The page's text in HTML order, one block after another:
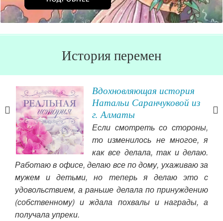
История перемен
Вдохновляющая история
Натальи Саранчуковой из
г. Алматы
Если смотреть со стороны,
то изменилось не многое, я
как все делала, так и делаю.
Работаю в офисе, делаю все по дому, ухаживаю за
мужем и детьми, но теперь я делаю это с
удовольствием, а раньше делала по принуждению
(собственному) и ждала похвалы и награды, а
получала упреки.